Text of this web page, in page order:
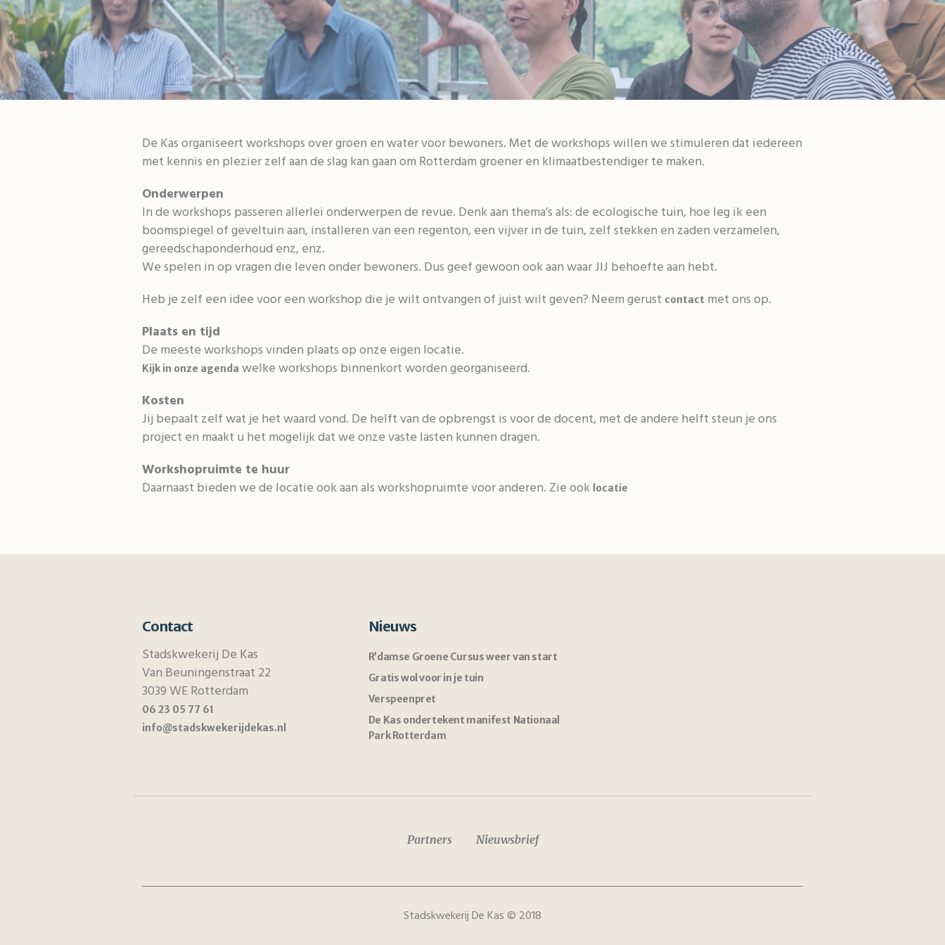
De Kas organiseert workshops over groen en water voor bewoners. Met de workshops willen we stimuleren dat iedereen
met kennis en plezier zelf aan de slag kan gaan om Rotterdam groener en klimaatbestendiger te maken.
Onderwerpen
In de workshops passeren allerlei onderwerpen de revue. Denk aan thema’s als: de ecologische tuin, hoe leg ik een
boomspiegel of geveltuin aan, installeren van een regenton, een vijver in de tuin, zelf stekken en zaden verzamelen,
gereedschaponderhoud enz, enz.
We spelen in op vragen die leven onder bewoners. Dus geef gewoon ook aan waar JIJ behoefte aan hebt.
Heb je zelf een idee voor een workshop die je wilt ontvangen of juist wilt geven? Neem gerust contact met ons op.
Plaats en tijd
De meeste workshops vinden plaats op onze eigen locatie.
Kijk in onze agenda welke workshops binnenkort worden georganiseerd.
Kosten
Jij bepaalt zelf wat je het waard vond. De helft van de opbrengst is voor de docent, met de andere helft steun je ons
project en maakt u het mogelijk dat we onze vaste lasten kunnen dragen.
Workshopruimte te huur
Daarnaast bieden we de locatie ook aan als workshopruimte voor anderen. Zie ook locatie
Contact
Stadskwekerij De Kas
Van Beuningenstraat 22
3039 WE Rotterdam
06 23 05 77 61
info@stadskwekerijdekas.nl
Nieuws
R’damse Groene Cursus weer van start
Gratis wol voor in je tuin
Verspeenpret
De Kas ondertekent manifest Nationaal
Park Rotterdam
Partners Nieuwsbrief
Stadskwekerij De Kas © 2018